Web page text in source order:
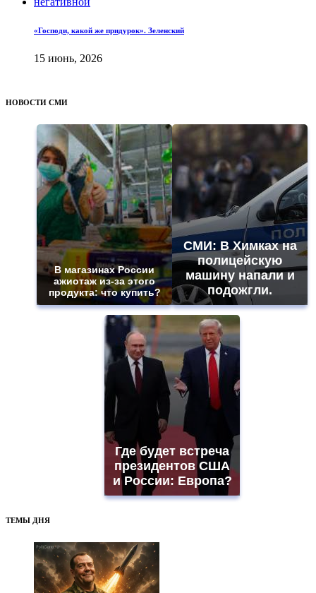
«Господи, какой же придурок». Зеленский
15 июнь, 2026
НОВОСТИ СМИ
В магазинах России
ажиотаж из-за этого
продукта: что купить?
СМИ: В Химках на
полицейскую
машину напали и
подожгли.
Где будет встреча
президентов США
и России: Европа?
ТЕМЫ ДНЯ